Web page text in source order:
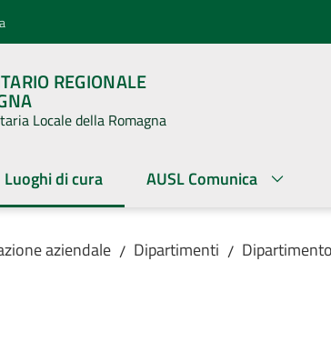
REGIONALE
Locale della Romagna
Luoghi di cura
Menu selezionato AUSL Comunica
aziendale / Dipartimenti /